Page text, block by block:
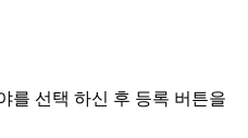
를 선택 하신 후 등록 버튼을